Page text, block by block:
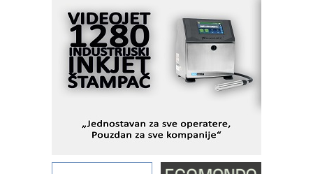
KIP KOP – napredna rešenja za
savremene industrijske i logističke
objekte
Alba d.o.o. – 35 godina preciznosti u
metrologiji i pametnim dozirnim
rešenjima
STAUFF – Komponente koje
sistema